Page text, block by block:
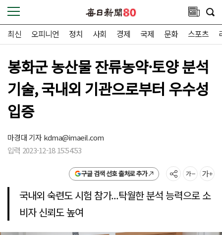
최신 오피니언 정치 사회 경제 국제 문화 스포츠
봉화군 농산물 잔류농약·토양 분석
기술, 국내외 기관으로부터 우수성
입증
마경대 기자kdma@imaeil.com
입력 2023-12-18 15:54:53
구글 검색 선호 출처로 추가
국내외 숙련도 시험 참가...탁월한 분석 능력으로 소
비자 신뢰도 높여